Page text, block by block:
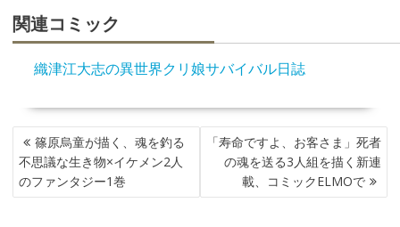
関連コミック
織津江大志の異世界クリ娘サバイバル日誌
投
稿
ナ
ビ
篠原烏童が描く、魂を釣る
不思議な生き物×イケメン2人
のファンタジー1巻
「寿命ですよ、お客さま」死者
の魂を送る3人組を描く新連
載、コミックELMOで